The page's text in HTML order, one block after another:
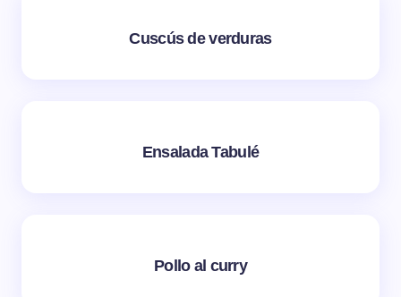
Cuscús de verduras
Ensalada Tabulé
Pollo al curry